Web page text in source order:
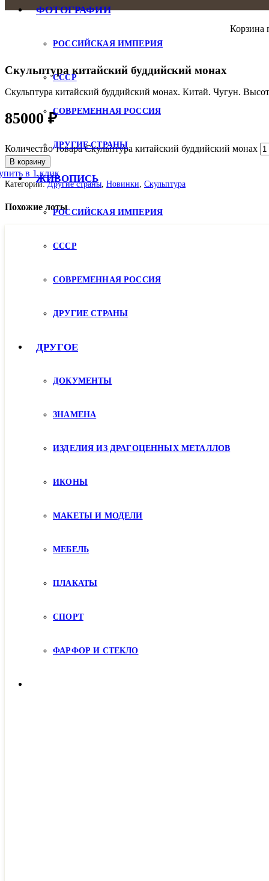
ФОТОГРАФИИ
РОССИЙСКАЯ ИМПЕРИЯ
СССР
СОВРЕМЕННАЯ РОССИЯ
ДРУГИЕ СТРАНЫ
ЖИВОПИСЬ
РОССИЙСКАЯ ИМПЕРИЯ
СССР
СОВРЕМЕННАЯ РОССИЯ
ДРУГИЕ СТРАНЫ
ДРУГОЕ
ДОКУМЕНТЫ
ЗНАМЕНА
ИЗДЕЛИЯ ИЗ ДРАГОЦЕННЫХ МЕТАЛЛОВ
ИКОНЫ
МАКЕТЫ И МОДЕЛИ
МЕБЕЛЬ
ПЛАКАТЫ
СПОРТ
ФАРФОР И СТЕКЛО
Корзина
Скульптура китайский буддийский монах
Скульптура китайский буддийский монах. Китай. Чугун.
85000₽
Количество товара Скульптура китайский буддийский монах
В корзину
в 1 клик
Категории:Другие страны Новинки Скульптура
Похожие лоты